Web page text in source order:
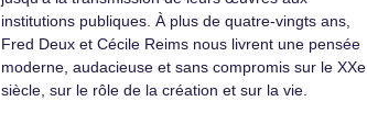
institutions publiques. À plus de quatre-vingts ans,
Fred Deux et Cécile Reims nous livrent une pensée
moderne, audacieuse et sans compromis sur le XXe
siècle, sur le rôle de la création et sur la vie.